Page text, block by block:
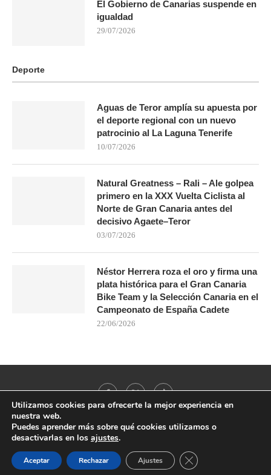
El Gobierno de Canarias suspende en
igualdad
29/07/2026
Deporte
Aguas de Teror amplía su apuesta por
el deporte regional con un nuevo
patrocinio al La Laguna Tenerife
10/07/2026
Natural Greatness – Rali – Ale golpea
primero en la XXX Vuelta Ciclista al
Norte de Gran Canaria antes del
decisivo Agaete–Teror
03/07/2026
Néstor Herrera roza el oro y firma una
plata histórica para el Gran Canaria
Bike Team y la Selección Canaria en el
Campeonato de España Cadete
22/06/2026
@2021 - All Right Reserved. Designed and Developed by
BACK TO TOP
Utilizamos cookies para ofrecerte la mejor experiencia en
nuestra web.
Puedes aprender más sobre qué cookies utilizamos o
desactivarlas en los ajustes.
Aceptar Rechazar Ajustes CERRAR EL